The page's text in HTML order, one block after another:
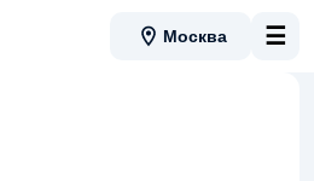
Москва ☰